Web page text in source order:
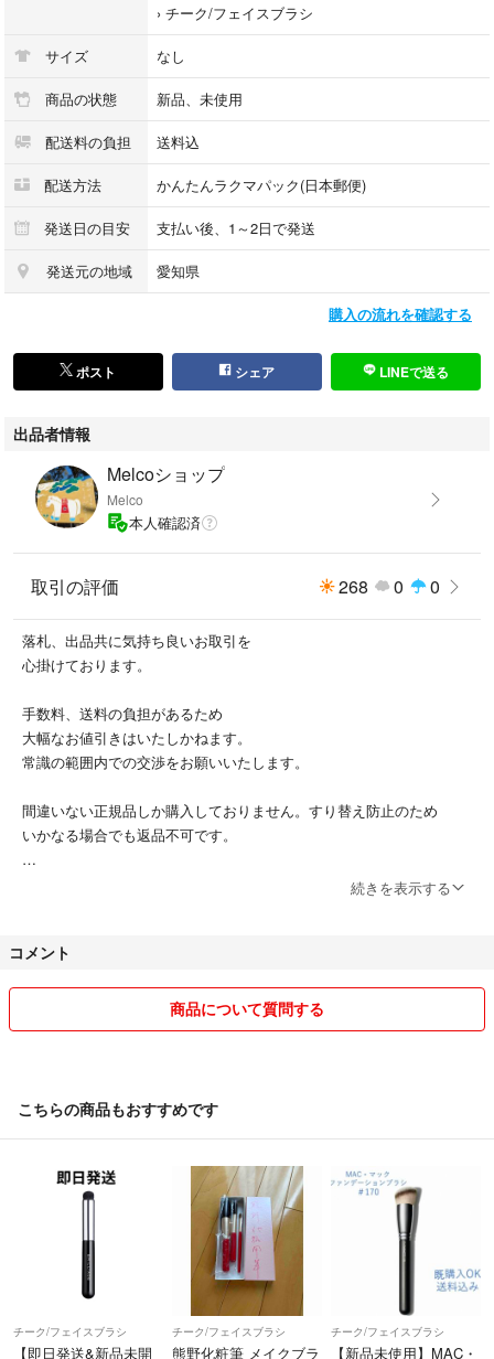
› チーク/フェイスブラシ
サイズ なし
商品の状態 新品、未使用
配送料の負担 送料込
配送方法 かんたんラクマパック(日本郵便)
発送日の目安 支払い後、1～2日で発送
発送元の地域 愛知県
購入の流れを確認する
ポスト シェア LINEで送る
出品者情報
Melcoショップ
Melco
本人確認済
取引の評価 268 0 0
落札、出品共に気持ち良いお取引を
心掛けております。
手数料、送料の負担があるため
大幅なお値引きはいたしかねます。
常識の範囲内での交渉をお願いいたします。
間違いない正規品しか購入しておりません。すり替え防止のため
いかなる場合でも返品不可です。
細かい事が気になる方は、店舗で直接確認されて新品をお買い求めくだ
気持ち良くお取引出来る方のみ
宜しくお願いいたします(^人^)
ご遠慮ください。
キャンセルする非常識な人が
居たためです。ご理解ください。
コメントは24時間経過しましたら
削除させていただきます。
購入された方とお取引致します。
続きを表示する
コメント
商品について質問する
こちらの商品もおすすめです
チーク/フェイスブラシ
【即日発送&新品未開
チーク/フェイスブラシ
熊野化粧筆 メイクブラ
チーク/フェイスブラシ
【新品未使用】MAC・